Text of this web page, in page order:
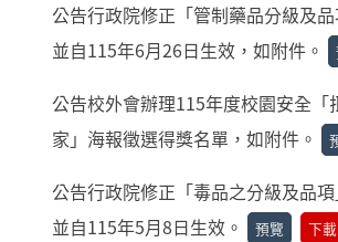
公告行政院修正「管制藥品分級及
並自115年6月26日生效，如附件。
公告校外會辦理115年度校園安全「
家」海報徵選得獎名單，如附件。
公告行政院修正「毒品之分級及品
並自115年5月8日生效。
預覽 下載